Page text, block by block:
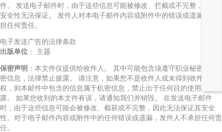
件。 发送电子邮件时，由于这些信息可能被修改、拦截或不完整，因此
安全性无法保证。 发件人对本电子邮件内容或附件中的错误或遗漏不承
担任何责任。
电子发送广告的法律条款
出版单位 ： 主题
保密声明 ：本文件仅提供给收件人。 其中可能包含须遵守职业秘密的机
密信息，法律禁止披露。 请注意，如果您不是收件人或未得到收件人授
权，则本邮件中包含的信息属于机密信息，禁止出于任何目的使用或披
露。 如果您收到的本文件有误，请通知我们并销毁。 在发送电子邮件
时，由于这些信息可能会被修改、截获或不完整，因此无法保证其安全
性。对于电子邮件内容或附件中的任何错误或遗漏，发件人不承担任何责
任。